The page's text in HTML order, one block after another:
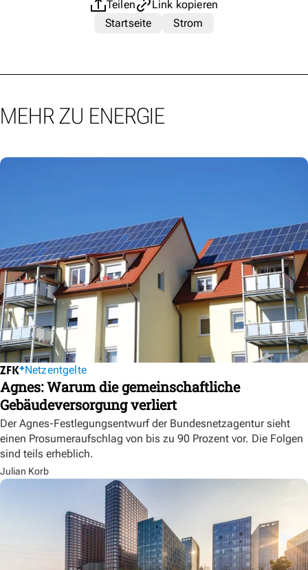
Teilen
Link kopieren
Startseite
Strom
MEHR ZU ENERGIE
Netzentgelte
Agnes: Warum die gemeinschaftliche
Gebäudeversorgung verliert
Der Agnes-Festlegungsentwurf der Bundesnetzagentur sieht
einen Prosumeraufschlag von bis zu 90 Prozent vor. Die Folgen
sind teils erheblich.
Julian Korb